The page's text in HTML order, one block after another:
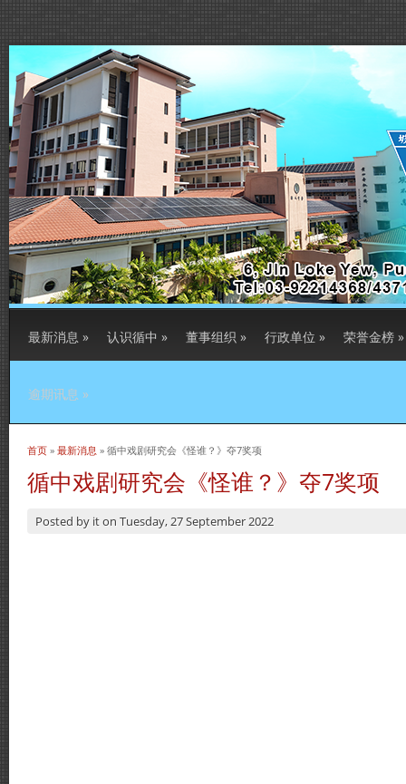
最新消息 » 认识循中 » 董事组织 » 行政单位 » 荣誉金榜 »
逾期讯息 »
当前位置
首页 » 最新消息 » 循中戏剧研究会《怪谁？》夺7奖项
循中戏剧研究会《怪谁？》夺7奖项
Posted by iton Tuesday, 27 September 2022